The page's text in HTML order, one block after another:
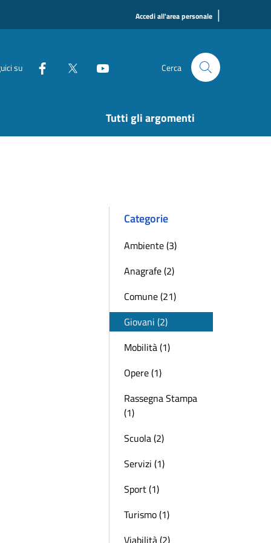
Accedi all'area personale |
su Cerca
Tutti gli argomenti
Categorie
Ambiente (3)
Anagrafe (2)
Comune (21)
Giovani (2)
Mobilità (1)
Opere (1)
Rassegna Stampa
(1)
Scuola (2)
Servizi (1)
Sport (1)
Turismo (1)
Viabilità (2)